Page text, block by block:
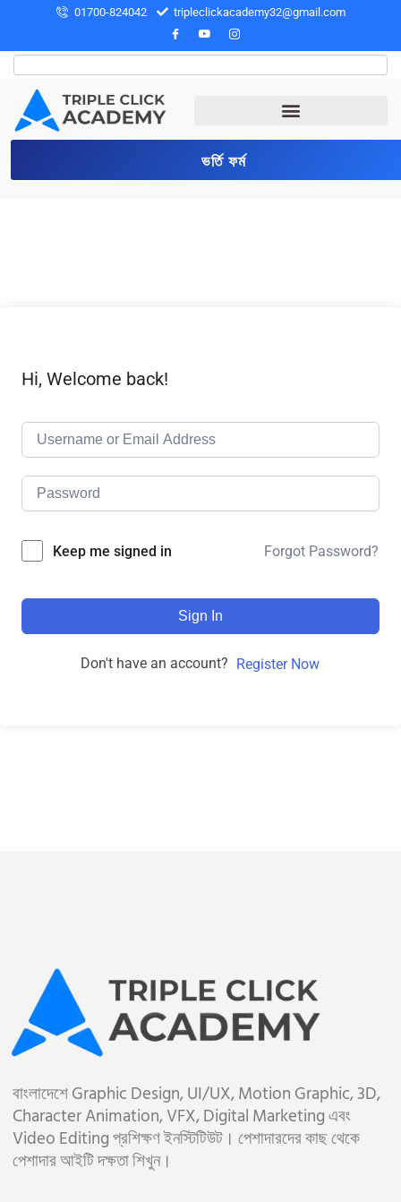
01700-824042 tripleclickacademy32@gmail.com
ভর্তি ফর্ম
Hi, Welcome back!
Keep me signed in Forgot Password?
Sign In
Don't have an account? Register Now
বাংলাদেশে Graphic Design, UI/UX, Motion Graphic, 3D,
Character Animation, VFX, Digital Marketing এবং
Video Editing প্রশিক্ষণ ইনস্টিটিউট। পেশাদারদের কাছ থেকে
পেশাদার আইটি দক্ষতা শিখুন।